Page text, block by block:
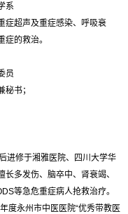
系
症超声及重症感染、呼吸衰
的救治。
员
书；
进修于湘雅医院、四川大学华
多发伤、脑卒中、肾衰竭、
等急危重症病人抢救治疗。
度永州市中医医院“优秀带教医